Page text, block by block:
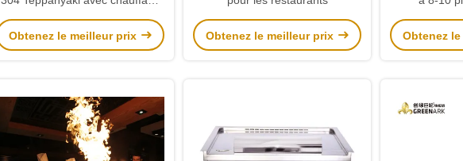
au gaz
Obtenez le meilleur prix
Obtenez le meilleur prix
Obtenez